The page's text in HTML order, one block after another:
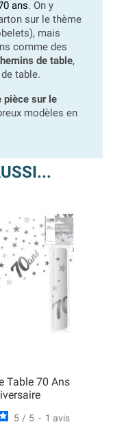
ans. On y
sur le thème
mais
comme des
de table,
table.
pièce sur le
modèles en
Table 70 Ans
5 / 5 - 1 avis